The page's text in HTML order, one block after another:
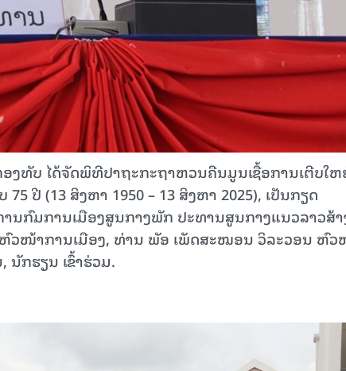
ງທັບ ໄດ້ຈັດພິທີປາຖະກະຖາຫວນຄືນມູນເຊື້ອການເຕີບໃຫ
ປີ (13 ສິງຫາ 1950 – 13 ສິງຫາ 2025), ເປັນກຽດ
ນກົມການເມືອງສູນກາງພັກ ປະທານສູນກາງແນວລາວສ້າ
ວໜ້າການເມືອງ, ທ່ານ ພັອ ເພັດສະໝອນ ວິລະວອນ ຫົ
ກຮຽນ ເຂົ້າຮ່ວມ.